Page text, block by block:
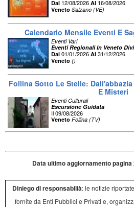
Dal 12/08/2026 Al 16/08/2026
Veneto Salzano (VE)
Calendario Mensile Eventi E
Eventi Vari
Eventi Regionali In Veneto
Dal 01/01/2026 Al 31/12/2026
Veneto ()
Follina Sotto Le Stelle:
E Misteri
Eventi Culturali
Escursione Guidata
Il 09/08/2026
Veneto Follina (TV)
Data ultimo aggiornamento pagina
Diniego di responsabilià: le notizie
fornite da Enti Pubblici e Privati e,